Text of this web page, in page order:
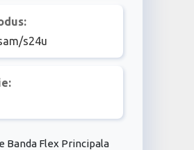
s24u
Banda Flex Principala